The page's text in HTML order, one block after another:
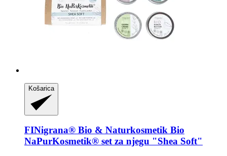
Košarica
FINigrana® Bio & Naturkosmetik Bio
NaPurKosmetik® set za njegu "Shea Soft"